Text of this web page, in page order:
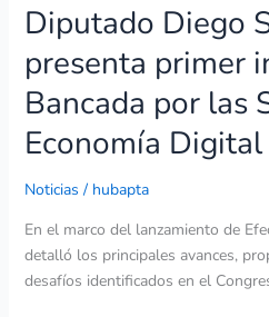
Diputado Diego
presenta primer
Bancada por las
Economía Digital
Noticias / hubapta
En el marco del lanzamiento de
detalló los principales avances,
desafíos identificados en el
Economía